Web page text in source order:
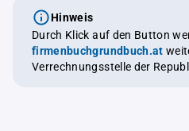
Hinweis
Durch Klick auf den Button
firmenbuchgrundbuch.at weitergeleitet, eine offizielle
Verrechnungsstelle der